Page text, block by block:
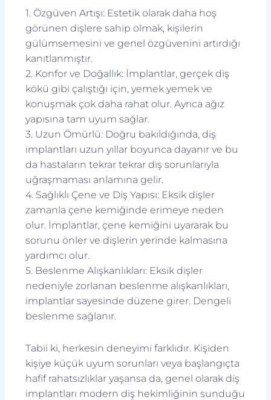
1. Özgüven Artışı: Estetik olarak daha hoş
görünen dişlere sahip olmak, kişilerin
gülümsemesini ve genel özgüvenini artırdığı
kanıtlanmıştır.
2. Konfor ve Doğallık: İmplantlar, gerçek diş
kökü gibi çalıştığı için, yemek yemek ve
konuşmak çok daha rahat olur. Ayrıca ağız
yapısına tam uyum sağlar.
3. Uzun Ömürlü: Doğru bakıldığında, diş
implantları uzun yıllar boyunca dayanır ve bu
da hastaların tekrar tekrar diş sorunlarıyla
uğraşmaması anlamına gelir.
4. Sağlıklı Çene ve Diş Yapısı: Eksik dişler
zamanla çene kemiğinde erimeye neden
olur. İmplantlar, çene kemiğini uyararak bu
sorunu önler ve dişlerin yerinde kalmasına
yardımcı olur.
5. Beslenme Alışkanlıkları: Eksik dişler
nedeniyle zorlanan beslenme alışkanlıkları,
implantlar sayesinde düzene girer. Dengeli
beslenme sağlanır.
Tabii ki, herkesin deneyimi farklıdır. Kişiden
kişiye küçük uyum sorunları veya başlangıçta
hafif rahatsızlıklar yaşansa da, genel olarak diş
implantları modern diş hekimliğinin sunduğu